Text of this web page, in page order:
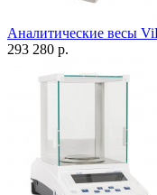
Аналитические весы
293 280 р.